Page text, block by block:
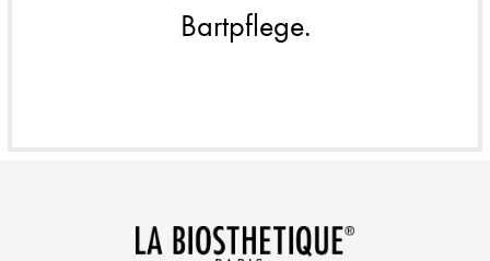
Bartpflege.